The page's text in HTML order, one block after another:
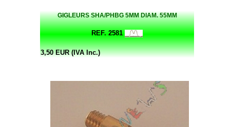
GIGLEURS SHA/PHBG 5MM DIAM. 55MM
REF. 2581
3,50 EUR (IVA Inc.)